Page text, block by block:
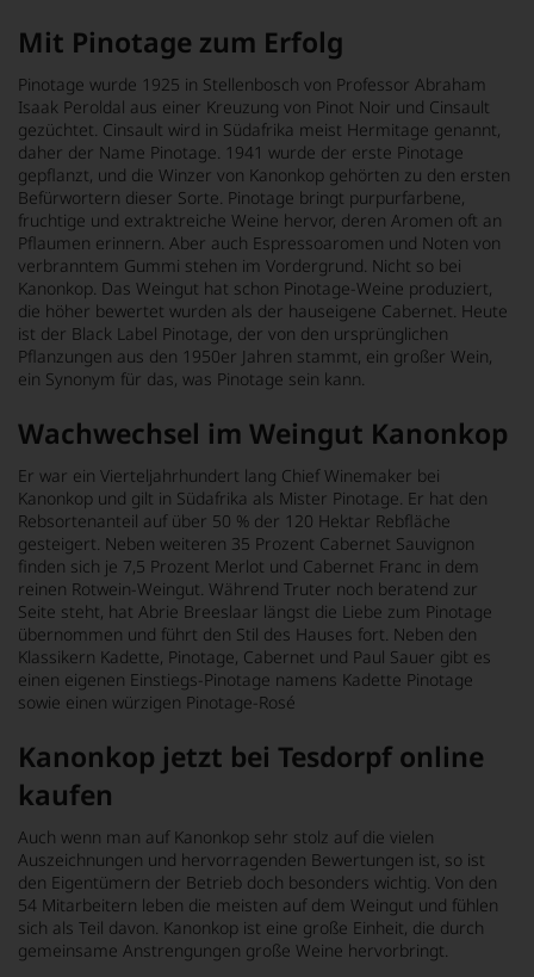
Mit Pinotage zum Erfolg
Pinotage wurde 1925 in Stellenbosch von Professor Abraham
Isaak Peroldal aus einer Kreuzung von Pinot Noir und Cinsault
gezüchtet. Cinsault wird in Südafrika meist Hermitage genannt,
daher der Name Pinotage. 1941 wurde der erste Pinotage
gepflanzt, und die Winzer von Kanonkop gehörten zu den ersten
Befürwortern dieser Sorte. Pinotage bringt purpurfarbene,
fruchtige und extraktreiche Weine hervor, deren Aromen oft an
Pflaumen erinnern. Aber auch Espressoaromen und Noten von
verbranntem Gummi stehen im Vordergrund. Nicht so bei
Kanonkop. Das Weingut hat schon Pinotage-Weine produziert,
die höher bewertet wurden als der hauseigene Cabernet. Heute
ist der Black Label Pinotage, der von den ursprünglichen
Pflanzungen aus den 1950er Jahren stammt, ein großer Wein,
ein Synonym für das, was Pinotage sein kann.
Wachwechsel im Weingut Kanonkop
Er war ein Vierteljahrhundert lang Chief Winemaker bei
Kanonkop und gilt in Südafrika als Mister Pinotage. Er hat den
Rebsortenanteil auf über 50 % der 120 Hektar Rebfläche
gesteigert. Neben weiteren 35 Prozent Cabernet Sauvignon
finden sich je 7,5 Prozent Merlot und Cabernet Franc in dem
reinen Rotwein-Weingut. Während Truter noch beratend zur
Seite steht, hat Abrie Breeslaar längst die Liebe zum Pinotage
übernommen und führt den Stil des Hauses fort. Neben den
Klassikern Kadette, Pinotage, Cabernet und Paul Sauer gibt es
einen eigenen Einstiegs-Pinotage namens Kadette Pinotage
sowie einen würzigen Pinotage-Rosé
Kanonkop jetzt bei Tesdorpf online
kaufen
Auch wenn man auf Kanonkop sehr stolz auf die vielen
Auszeichnungen und hervorragenden Bewertungen ist, so ist
den Eigentümern der Betrieb doch besonders wichtig. Von den
54 Mitarbeitern leben die meisten auf dem Weingut und fühlen
sich als Teil davon. Kanonkop ist eine große Einheit, die durch
gemeinsame Anstrengungen große Weine hervorbringt.